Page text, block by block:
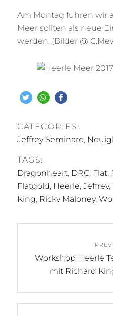
Am Montag fuhren wir
Meer sollten als neue
werden. (Bilder @
CATEGORIES:
Jeffrey Seminare,
TAGS:
Dragonheart, DRC, Flat,
Flatgold, Heerle, Jeffrey,
King, Ricky Maloney,
Previous
post:
Workshop Heerle
mit Richard